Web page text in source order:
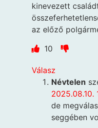
kinevezett
az előző
10
Válasz
Névtelen
2025.08.10.
de
seggében